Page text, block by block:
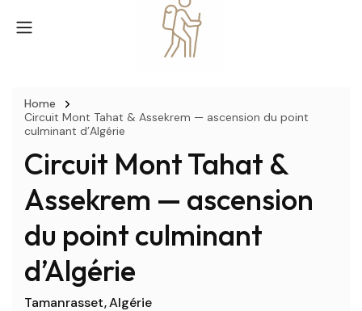
Home
Circuit Mont Tahat & Assekrem — ascension du point
culminant d’Algérie
Circuit Mont Tahat &
Assekrem — ascension
du point culminant
d’Algérie
Tamanrasset Algérie